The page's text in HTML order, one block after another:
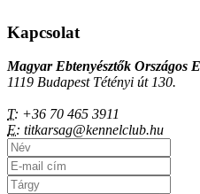
Kapcsolat
Magyar Ebtenyésztők Országos
1119 Budapest Tétényi út 130.
T: +36 70 465 3911
E: titkarsag@kennelclub.hu